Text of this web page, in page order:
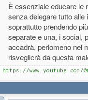
È essenziale educare le
senza delegare tutto
soprattutto prendendo
separate e una, i social,
accadrà, perlomeno nel
risveglierà da questa
www.youtube.com/